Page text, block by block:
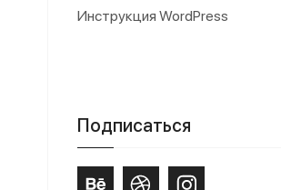
Инструкция WordPress
Подписаться